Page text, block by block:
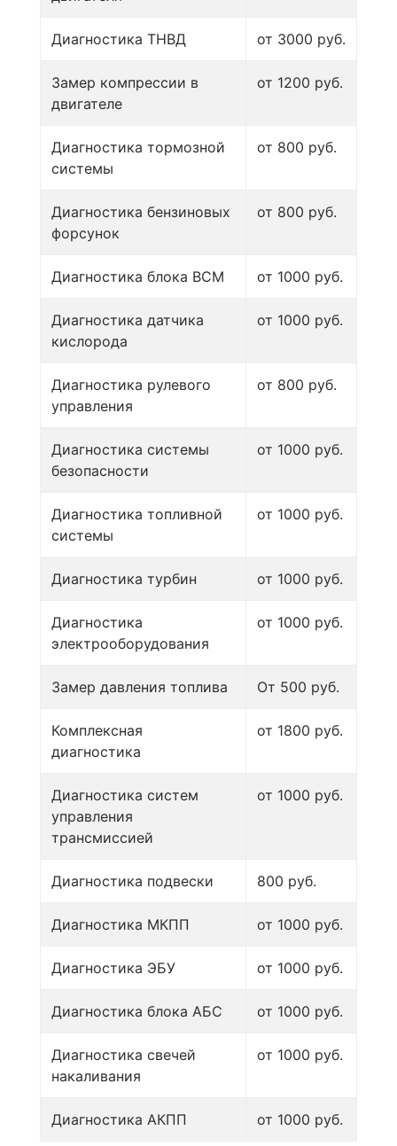
Диагностика ТНВД от 3000 руб.
Замер компрессии в
двигателе
от 1200 руб.
Диагностика тормозной
системы
от 800 руб.
Диагностика бензиновых
форсунок
от 800 руб.
Диагностика блока BCM от 1000 руб.
Диагностика датчика
кислорода
от 1000 руб.
Диагностика рулевого
управления
от 800 руб.
Диагностика системы
безопасности
от 1000 руб.
Диагностика топливной
системы
от 1000 руб.
Диагностика турбин от 1000 руб.
Диагностика
электрооборудования
от 1000 руб.
Замер давления топлива От 500 руб.
Комплексная
диагностика
от 1800 руб.
Диагностика систем
управления
трансмиссией
от 1000 руб.
Диагностика подвески 800 руб.
Диагностика МКПП от 1000 руб.
Диагностика ЭБУ от 1000 руб.
Диагностика блока АБС от 1000 руб.
Диагностика свечей
накаливания
от 1000 руб.
Диагностика АКПП от 1000 руб.